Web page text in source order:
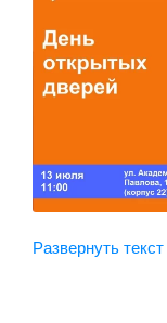
13 июля в 11.00
Развернуть текст